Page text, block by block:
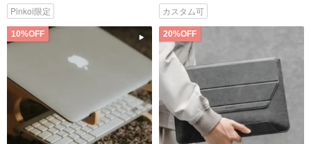
Pinkoi限定 カスタム可
10%OFF 20%OFF